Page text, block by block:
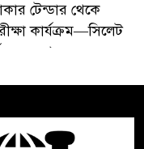
টেন্ডার থেকে
কার্যক্রম—সিলেট
একের পর এক
মরদেহ উদ্ধার